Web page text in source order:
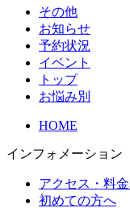
その他
お知らせ
予約状況
イベント
トップ
お悩み別
HOME
インフォメーション
アクセス・料
初めての方へ